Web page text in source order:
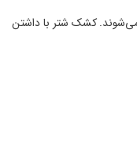
کشک شتر با داشتن